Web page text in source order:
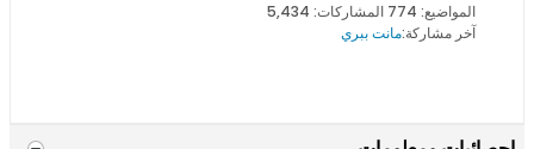
المواضيع: 774 المشاركات: 5,434
آخر مشاركة:مانت ببري